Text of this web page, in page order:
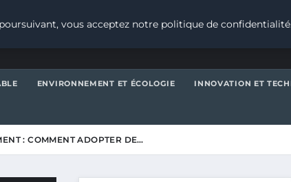
ENVIRONNEMENT ET ÉCOLOGIE INNOVATION ET
: COMMENT ADOPTER DE…
vous acceptez notre politique de confidentialité.